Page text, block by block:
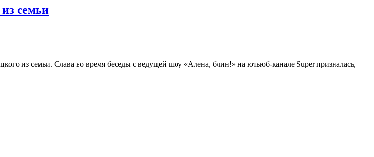
семьи
из семьи. Слава во время беседы с ведущей шоу «Алена, блин!» на ютьюб-канале Super призналась,